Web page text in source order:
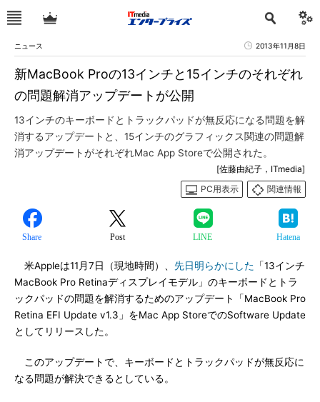
ニュース 2013年11月8日
新MacBook Proの13インチと15インチのそれぞれ
の問題解消アップデートが公開
13インチのキーボードとトラックパッドが無反応になる問題を解
消するアップデートと、15インチのグラフィックス関連の問題解
消アップデートがそれぞれMac App Storeで公開された。
[佐藤由紀子，ITmedia]
PC用表示
関連情報
Share Post LINE Hatena
米Appleは11月7日（現地時間）、 先日明らかにした 「13インチ
MacBook Pro Retinaディスプレイモデル」のキーボードとトラ
ックパッドの問題を解消するためのアップデート「MacBook Pro
Retina EFI Update v1.3」をMac App StoreでのSoftware Update
としてリリースした。
このアップデートで、キーボードとトラックパッドが無反応に
なる問題が解決できるとしている。